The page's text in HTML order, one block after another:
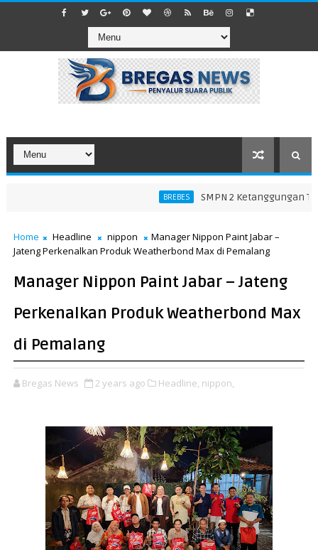
BREBES SMPN 2 Ketanggungan
Home Headline nippon
Manager Nippon Paint Jabar –
Jateng Perkenalkan Produk Weatherbond Max di Pemalang
Manager Nippon Paint Jabar – Jateng
Perkenalkan Produk Weatherbond Max
di Pemalang
Bregas News 2 years ago Headline, nippon,